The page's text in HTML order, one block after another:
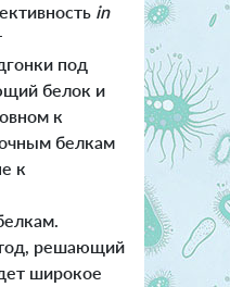
in
под
белок и
к
белкам
к
решающий
широкое